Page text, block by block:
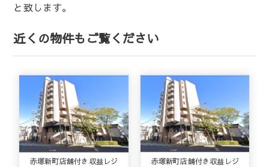
と致します。
近くの物件もご覧ください
赤塚新町店舗付き収益レジ 赤塚新町店舗付き収益レジ